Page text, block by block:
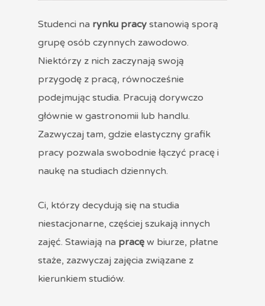
Studenci na rynku pracy stanowią sporą
grupę osób czynnych zawodowo.
Niektórzy z nich zaczynają swoją
przygodę z pracą, równocześnie
podejmując studia. Pracują dorywczo
głównie w gastronomii lub handlu.
Zazwyczaj tam, gdzie elastyczny grafik
pracy pozwala swobodnie łączyć pracę i
naukę na studiach dziennych.
Ci, którzy decydują się na studia
niestacjonarne, częściej szukają innych
zajęć. Stawiają na pracę w biurze, płatne
staże, zazwyczaj zajęcia związane z
kierunkiem studiów.